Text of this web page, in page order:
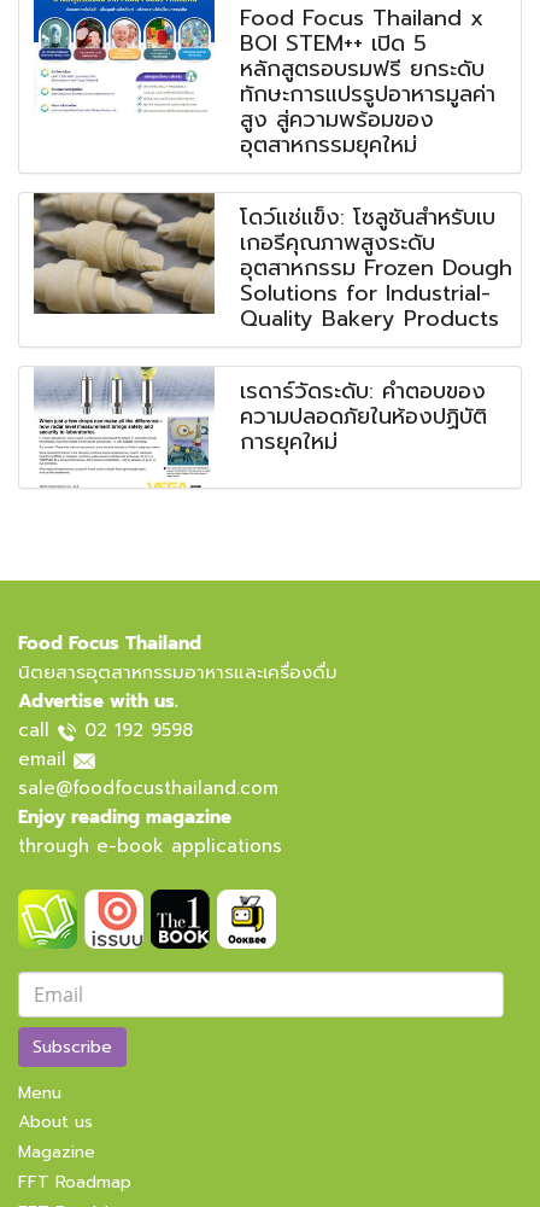
Food Focus Thailand x
BOI STEM++ เปิด 5
หลักสูตรอบรมฟรี ยกระดับ
ทักษะการแปรรูปอาหารมูลค่า
สูง สู่ความพร้อมของ
อุตสาหกรรมยุคใหม่
โดว์แช่แข็ง: โซลูชันสำหรับเบ
เกอรีคุณภาพสูงระดับ
อุตสาหกรรม Frozen Dough
Solutions for Industrial-
Quality Bakery Products
เรดาร์วัดระดับ: คำตอบของ
ความปลอดภัยในห้องปฏิบัติ
การยุคใหม่
Food Focus Thailand
นิตยสารอุตสาหกรรมอาหารและเครื่องดื่ม
Advertise with us.
call
02 192 9598
email
sale@foodfocusthailand.com
Enjoy reading magazine
through e-book applications
Subscribe
Menu
About us
Magazine
FFT Roadmap